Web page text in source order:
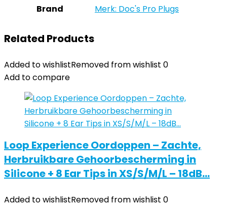
Brand Merk: Doc's Pro Plugs
Related Products
Added to wishlistRemoved from wishlist 0
Add to compare
Loop Experience Oordoppen – Zachte,
Herbruikbare Gehoorbescherming in
Silicone + 8 Ear Tips in XS/S/M/L – 18dB…
Added to wishlistRemoved from wishlist 0